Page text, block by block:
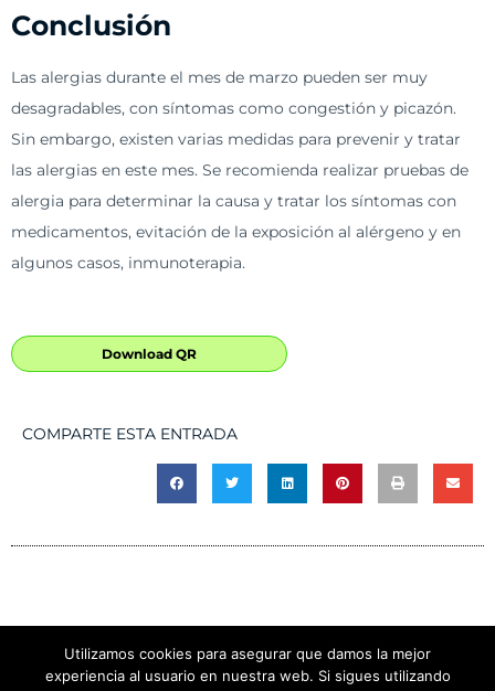
Conclusión
Las alergias durante el mes de marzo pueden ser muy
desagradables, con síntomas como congestión y picazón.
Sin embargo, existen varias medidas para prevenir y tratar
las alergias en este mes. Se recomienda realizar pruebas de
alergia para determinar la causa y tratar los síntomas con
medicamentos, evitación de la exposición al alérgeno y en
algunos casos, inmunoterapia.
Download QR
COMPARTE ESTA ENTRADA
Copyright © 2026 CLÍNICA EL CAMPANARIO
Utilizamos cookies para asegurar que damos la mejor
experiencia al usuario en nuestra web. Si sigues utilizando